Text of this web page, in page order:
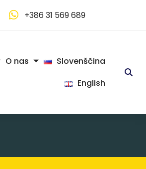
+386 31 569 689
O nas
Slovenščina
English